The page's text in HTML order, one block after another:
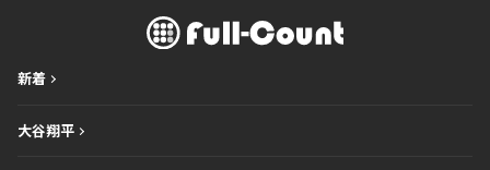
新着
大谷翔平